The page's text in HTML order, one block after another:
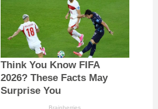
Think You Know FIFA
2026? These Facts May
Surprise You
Brainberries